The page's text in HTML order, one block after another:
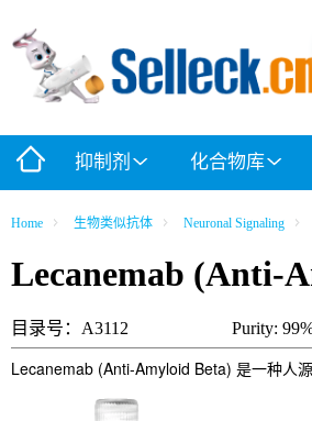
抑制剂 化合物库
Home 生物类似抗体 Neuronal Signaling
Lecanemab (Anti-
目录号：A3112 Purity:
Lecanemab (Anti-Amyloid Beta) 是一种人